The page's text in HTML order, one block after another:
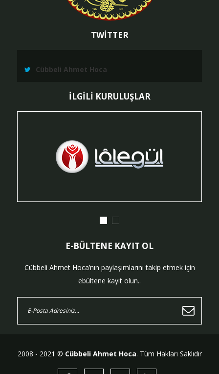
TWİTTER
Cübbeli Ahmet Hoca
İLGİLİ KURULUŞLAR
E-BÜLTENE KAYIT OL
Cübbeli Ahmet Hoca’nın paylaşımlarını takip etmek için
ebültene kayıt olun..
2008 - 2021 © Cübbeli Ahmet Hoca. Tüm Hakları Saklıdır